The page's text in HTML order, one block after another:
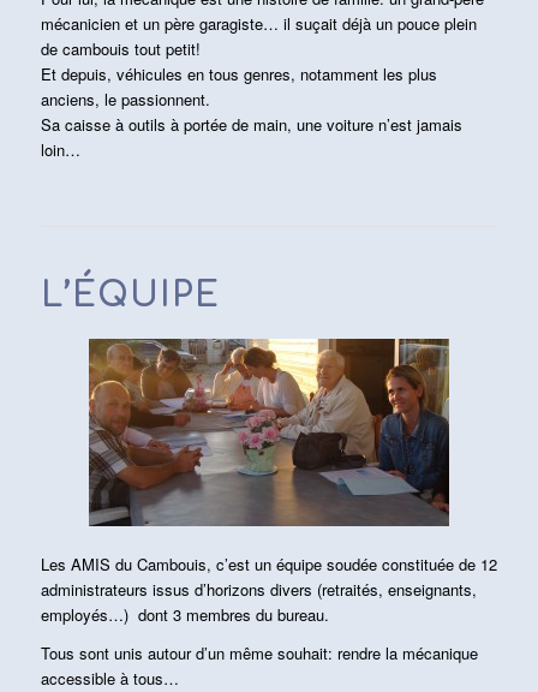
mécanicien et un père garagiste… il suçait déjà un pouce plein
de cambouis tout petit!
Et depuis, véhicules en tous genres, notamment les plus
anciens, le passionnent.
Sa caisse à outils à portée de main, une voiture n’est jamais
loin…
L’ÉQUIPE
Les AMIS du Cambouis, c’est un équipe soudée constituée de 12
administrateurs issus d’horizons divers (retraités, enseignants,
employés…) dont 3 membres du bureau.
Tous sont unis autour d’un même souhait: rendre la mécanique
accessible à tous…